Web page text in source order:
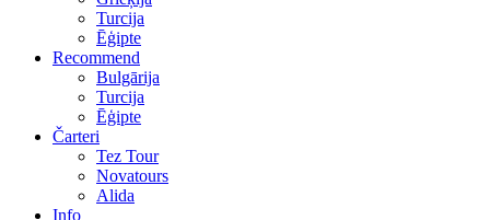
Turcija
Ēģipte
Recommend
Bulgārija
Turcija
Ēģipte
Čarteri
Tez Tour
Novatours
Alida
Info